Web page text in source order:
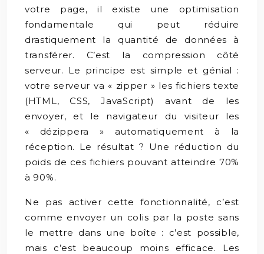
votre page, il existe une optimisation
fondamentale qui peut réduire
drastiquement la quantité de données à
transférer. C’est la compression côté
serveur. Le principe est simple et génial :
votre serveur va « zipper » les fichiers texte
(HTML, CSS, JavaScript) avant de les
envoyer, et le navigateur du visiteur les
« dézippera » automatiquement à la
réception. Le résultat ? Une réduction du
poids de ces fichiers pouvant atteindre 70%
à 90%.
Ne pas activer cette fonctionnalité, c’est
comme envoyer un colis par la poste sans
le mettre dans une boîte : c’est possible,
mais c’est beaucoup moins efficace. Les